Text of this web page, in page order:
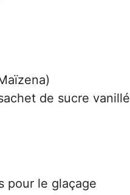
de sucre vanillé
pour le glaçage